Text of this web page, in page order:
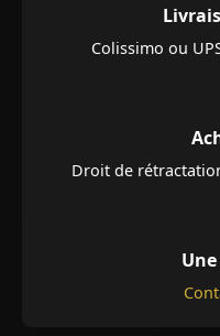
Colissimo ou
Droit de